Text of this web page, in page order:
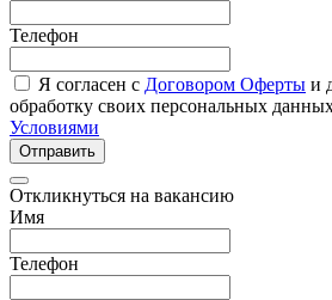
Телефон
Я согласен с Договором Оферты и
обработку своих персональных
Условиями
Отправить
Откликнуться на вакансию
Имя
Телефон